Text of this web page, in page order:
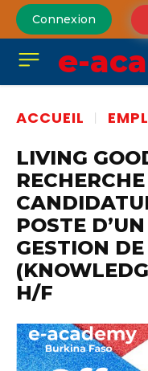
Connexion
e-
ACCUEIL
LIVING
POSTE
GESTION
H/F